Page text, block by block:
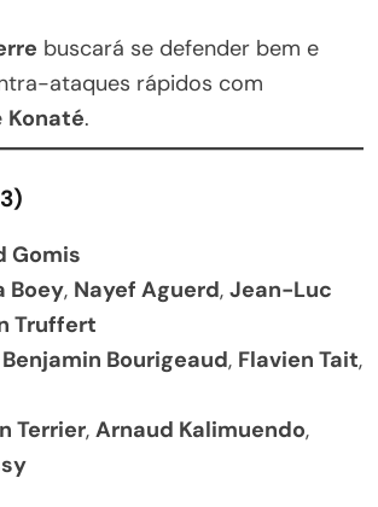
buscará se defender bem e
ataques rápidos com
Konaté.
Gomis
Boey, Nayef Aguerd, Jean-Luc
Truffert
Benjamin Bourigeaud, Flavien Tait,
Terrier, Arnaud Kalimuendo,